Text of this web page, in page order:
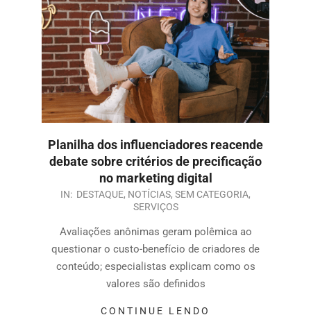
Planilha dos influenciadores reacende
debate sobre critérios de precificação
no marketing digital
IN: DESTAQUE, NOTÍCIAS, SEM CATEGORIA,
SERVIÇOS
Avaliações anônimas geram polêmica ao
questionar o custo-benefício de criadores de
conteúdo; especialistas explicam como os
valores são definidos
CONTINUE LENDO